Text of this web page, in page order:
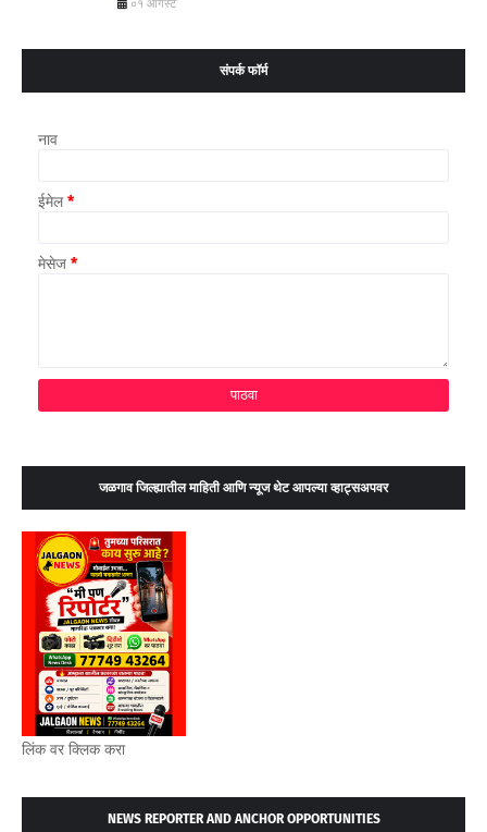
०१ ऑगस्ट
संपर्क फॉर्म
नाव
ईमेल*
मेसेज *
जळगाव जिल्ह्यातील माहिती आणि न्यूज थेट आपल्या व्हाट्सअपवर
लिंक वर क्लिक करा
NEWS REPORTER AND ANCHOR OPPORTUNITIES